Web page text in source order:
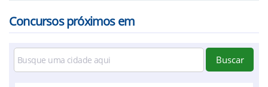
Concursos próximos em
Buscar